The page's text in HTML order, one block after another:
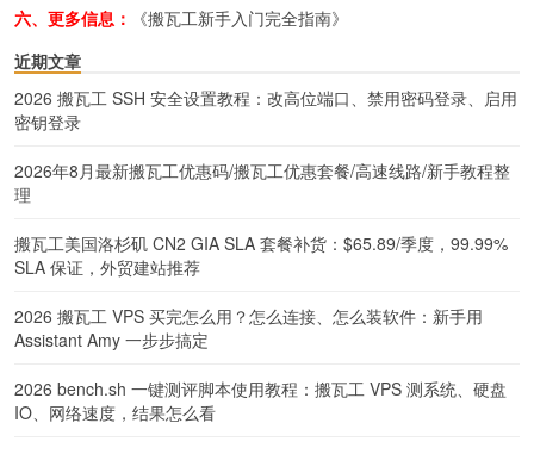
六、更多信息：
《搬瓦工新手入门完全指南》
近期文章
2026 搬瓦工 SSH 安全设置教程：改高位端口、禁用密码登录、启用
密钥登录
2026年8月最新搬瓦工优惠码/搬瓦工优惠套餐/高速线路/新手教程整
理
搬瓦工美国洛杉矶 CN2 GIA SLA 套餐补货：$65.89/季度，99.99%
SLA 保证，外贸建站推荐
2026 搬瓦工 VPS 买完怎么用？怎么连接、怎么装软件：新手用
Assistant Amy 一步步搞定
2026 bench.sh 一键测评脚本使用教程：搬瓦工 VPS 测系统、硬盘
IO、网络速度，结果怎么看